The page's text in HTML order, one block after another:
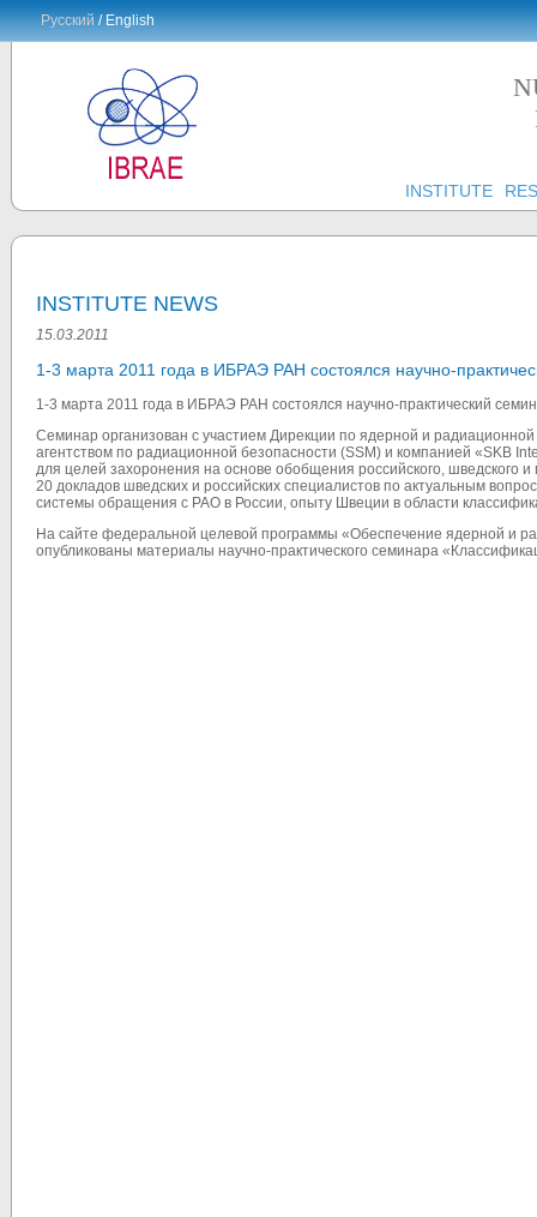
Русский/ English
INSTITUTE
INSTITUTE NEWS
15.03.2011
1-3 марта 2011 года в ИБРАЭ РАН состоялся научно-
1-3 марта 2011 года в ИБРАЭ РАН состоялся научно-практический
Семинар организован с участием Дирекции по ядерной и
агентством по радиационной безопасности (SSM) и компанией «SKB
для целей захоронения на основе обобщения российского, шведского
20 докладов шведских и российских специалистов по актуальным
системы обращения с РАО в России, опыту Швеции в области
На сайте федеральной целевой программы «Обеспечение ядерной и
опубликованы материалы научно-практического семинара